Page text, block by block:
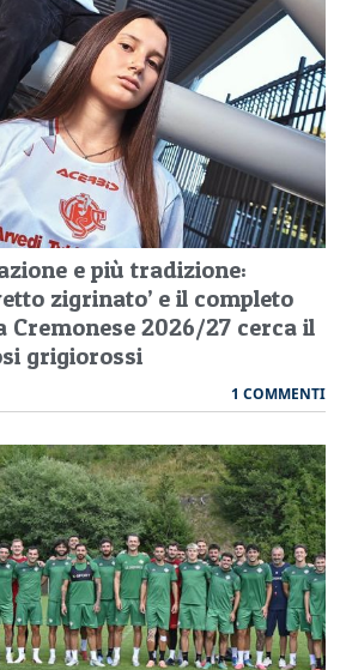
e più tradizione:
zigrinato’ e il completo
2026/27 cerca il
grigiorossi
1 COMMENTI